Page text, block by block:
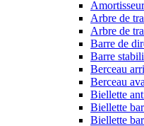
Arbre de
Arbre de
Barre de
Barre
Berceau
Berceau
Biellette
Biellette
Biellette